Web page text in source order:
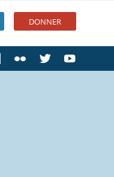
DONNER